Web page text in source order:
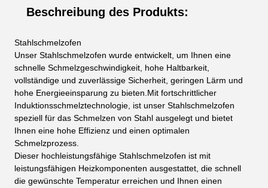
Beschreibung des Produkts:
Stahlschmelzofen
Unser Stahlschmelzofen wurde entwickelt, um Ihnen eine
schnelle Schmelzgeschwindigkeit, hohe Haltbarkeit,
vollständige und zuverlässige Sicherheit, geringen Lärm und
hohe Energieeinsparung zu bieten.Mit fortschrittlicher
Induktionsschmelztechnologie, ist unser Stahlschmelzofen
speziell für das Schmelzen von Stahl ausgelegt und bietet
Ihnen eine hohe Effizienz und einen optimalen
Schmelzprozess.
Dieser hochleistungsfähige Stahlschmelzofen ist mit
leistungsfähigen Heizkomponenten ausgestattet, die schnell
die gewünschte Temperatur erreichen und Ihnen einen